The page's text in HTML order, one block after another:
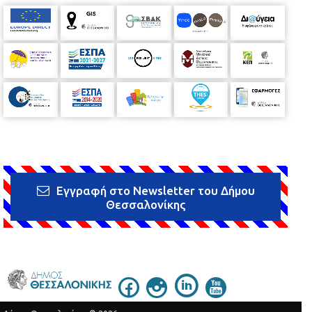
Εγγραφή στο Newsletter του Δήμου
Θεσσαλονίκης